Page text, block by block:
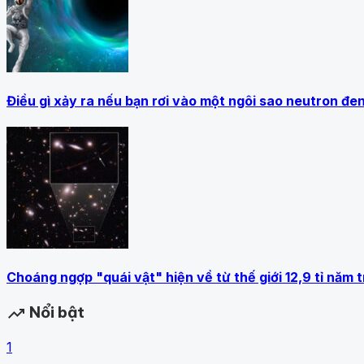
Điều gì xảy ra nếu bạn rơi vào một ngôi sao neutron
Choáng ngợp "quái vật" hiện về từ thế giới 12,9 tỉ năm
trending_up Nổi bật
1